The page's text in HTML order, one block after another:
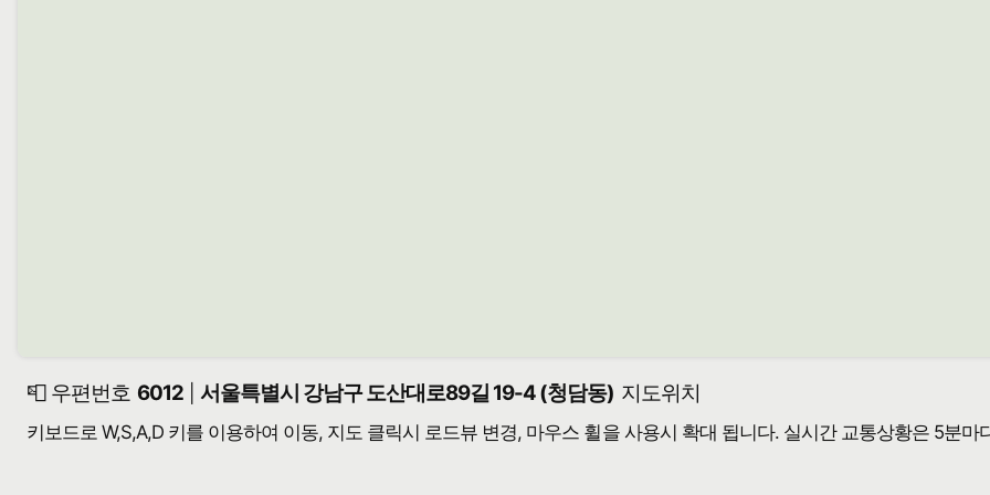
📮 우편번호 6012 서울특별시 강남구 도산대로89길 19-4 (청담동) 지도위치
키보드로 W,S,A,D 키를 이용하여 이동, 지도 클릭시 로드뷰 변경, 마우스 휠을 사용시 확대 됩니다. 실시간 교통상황은 5분마